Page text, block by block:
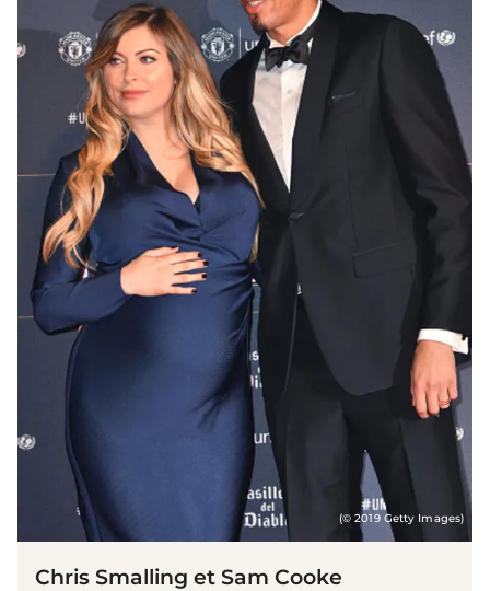
(© 2019 Getty Images)
Chris Smalling et Sam Cooke